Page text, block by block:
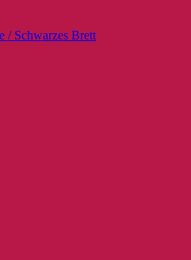
/ Schwarzes Brett